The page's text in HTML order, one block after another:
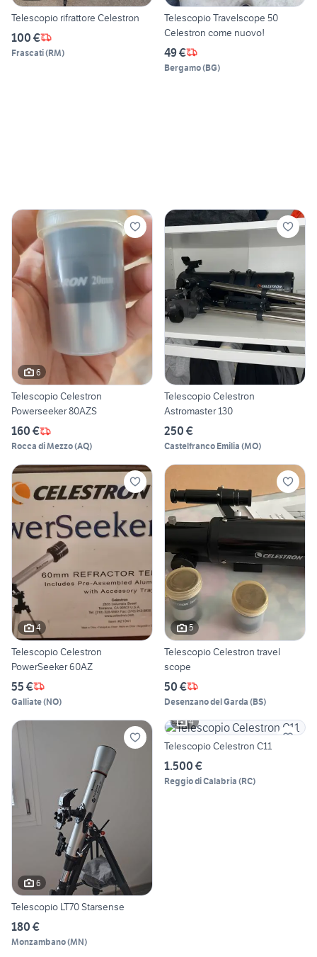
Telescopio rifrattore Celestron
100 €
Frascati(RM)
Telescopio Travelscope 50
Celestron come nuovo!
49 €
Bergamo(BG)
6
Telescopio Celestron
Powerseeker 80AZS
160 €
Rocca di Mezzo(AQ)
Telescopio Celestron
Astromaster 130
250 €
Castelfranco Emilia (MO)
4
Telescopio Celestron
PowerSeeker 60AZ
55 €
Galliate(NO)
5
Telescopio Celestron travel
scope
50 €
Desenzano del Garda (BS)
6
Telescopio LT70 Starsense
180 €
Monzambano(MN)
4
Telescopio Celestron C11
1.500 €
Reggio di Calabria (RC)